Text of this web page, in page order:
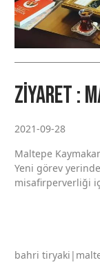
Ziyaret :
2021-09-28
Maltepe
Yeni görev
misafirperverliği
bahri